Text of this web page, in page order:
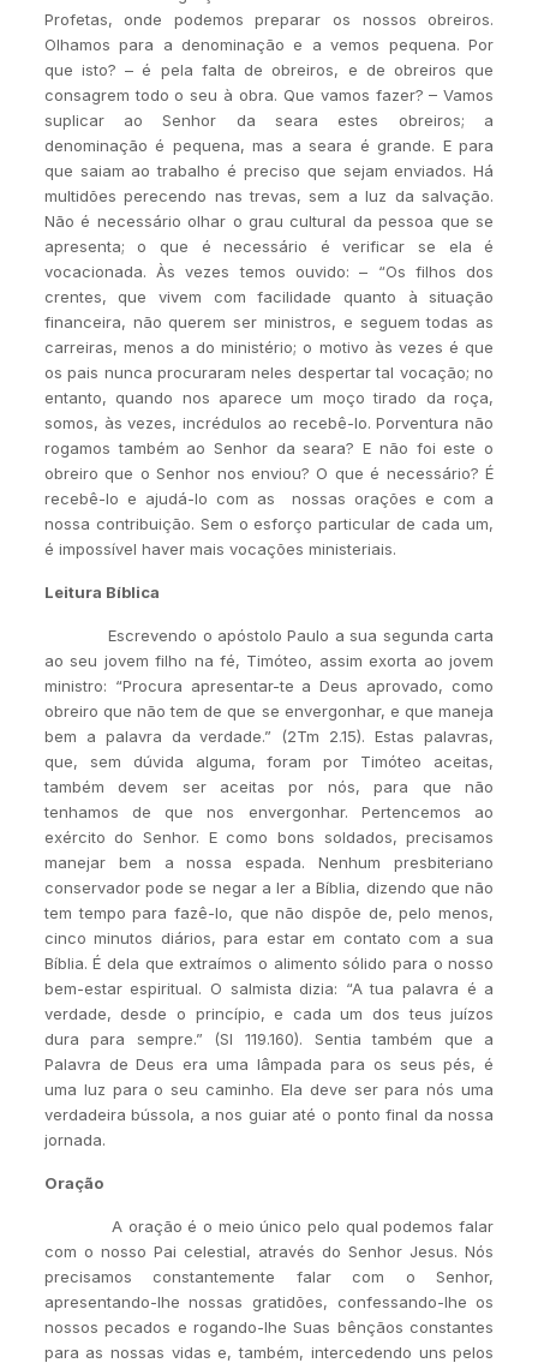
Profetas, onde podemos preparar os nossos obreiros.
Olhamos para a denominação e a vemos pequena. Por
que isto? – é pela falta de obreiros, e de obreiros que
consagrem todo o seu à obra. Que vamos fazer? – Vamos
suplicar ao Senhor da seara estes obreiros; a
denominação é pequena, mas a seara é grande. E para
que saiam ao trabalho é preciso que sejam enviados. Há
multidões perecendo nas trevas, sem a luz da salvação.
Não é necessário olhar o grau cultural da pessoa que se
apresenta; o que é necessário é verificar se ela é
vocacionada. Às vezes temos ouvido: – “Os filhos dos
crentes, que vivem com facilidade quanto à situação
financeira, não querem ser ministros, e seguem todas as
carreiras, menos a do ministério; o motivo às vezes é que
os pais nunca procuraram neles despertar tal vocação; no
entanto, quando nos aparece um moço tirado da roça,
somos, às vezes, incrédulos ao recebê-lo. Porventura não
rogamos também ao Senhor da seara? E não foi este o
obreiro que o Senhor nos enviou? O que é necessário? É
recebê-lo e ajudá-lo com as nossas orações e com a
nossa contribuição. Sem o esforço particular de cada um,
é impossível haver mais vocações ministeriais.
Leitura Bíblica
Escrevendo o apóstolo Paulo a sua segunda carta
ao seu jovem filho na fé, Timóteo, assim exorta ao jovem
ministro: “Procura apresentar-te a Deus aprovado, como
obreiro que não tem de que se envergonhar, e que maneja
bem a palavra da verdade.” (2Tm 2.15). Estas palavras,
que, sem dúvida alguma, foram por Timóteo aceitas,
também devem ser aceitas por nós, para que não
tenhamos de que nos envergonhar. Pertencemos ao
exército do Senhor. E como bons soldados, precisamos
manejar bem a nossa espada. Nenhum presbiteriano
conservador pode se negar a ler a Bíblia, dizendo que não
tem tempo para fazê-lo, que não dispõe de, pelo menos,
cinco minutos diários, para estar em contato com a sua
Bíblia. É dela que extraímos o alimento sólido para o nosso
bem-estar espiritual. O salmista dizia: “A tua palavra é a
verdade, desde o princípio, e cada um dos teus juízos
dura para sempre.” (Sl 119.160). Sentia também que a
Palavra de Deus era uma lâmpada para os seus pés, é
uma luz para o seu caminho. Ela deve ser para nós uma
verdadeira bússola, a nos guiar até o ponto final da nossa
jornada.
Oração
A oração é o meio único pelo qual podemos falar
com o nosso Pai celestial, através do Senhor Jesus. Nós
precisamos constantemente falar com o Senhor,
apresentando-lhe nossas gratidões, confessando-lhe os
nossos pecados e rogando-lhe Suas bênçãos constantes
para as nossas vidas e, também, intercedendo uns pelos